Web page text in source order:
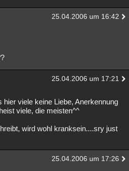
25.04.2006 um 16:42
25.04.2006 um 17:21
viele keine Liebe, Anerkennung
viele, die meisten^^
wird wohl kranksein....sry just
25.04.2006 um 17:26